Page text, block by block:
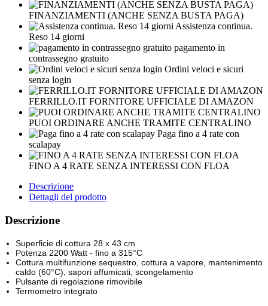
FINANZIAMENTI (ANCHE SENZA BUSTA PAGA)
Assistenza continua.
Reso 14 giorni
pagamento in
contrassegno gratuito
Ordini veloci e sicuri
senza login
FERRILLO.IT FORNITORE UFFICIALE DI AMAZON
PUOI ORDINARE ANCHE TRAMITE CENTRALINO
Paga fino a 4 rate con
scalapay
FINO A 4 RATE SENZA INTERESSI CON FLOA
Descrizione
Dettagli del prodotto
Descrizione
Superficie di cottura 28 x 43 cm
Potenza 2200 Watt - fino a 315°C
Cottura multifunzione sequestro, cottura a vapore, mantenimento
caldo (60°C), sapori affumicati, scongelamento
Pulsante di regolazione rimovibile
Termometro integrato